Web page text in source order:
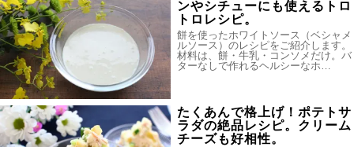
ンやシチューにも使えるトロ
トロレシピ。
餅を使ったホワイトソース（ベシャメ
ルソース）のレシピをご紹介します。
材料は、餅・牛乳・コンソメだけ。バ
ターなしで作れるヘルシーなホ…
たくあんで格上げ！ポテトサ
ラダの絶品レシピ。クリーム
チーズも好相性。